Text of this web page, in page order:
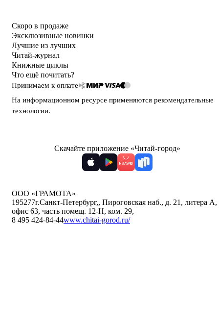
Скоро в продаже
Эксклюзивные новинки
Лучшие из лучших
Читай-журнал
Книжные циклы
Что ещё почитать?
Принимаем к оплате
На информационном ресурсе применяются рекомендательные
технологии.
Скачайте приложение «Читай-город»
ООО «ГРАМОТА»
195277г.Санкт-Петербург,, Пироговская наб., д. 21, литера А,
офис 63, часть помещ. 12-Н, ком. 29,
8 495 424-84-44www.chitai-gorod.ru/